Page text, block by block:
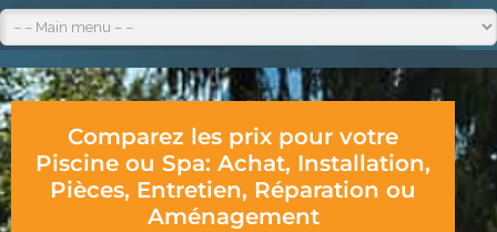
Comparez les prix pour votre
Piscine ou Spa: Achat, Installation,
Pièces, Entretien, Réparation ou
Aménagement